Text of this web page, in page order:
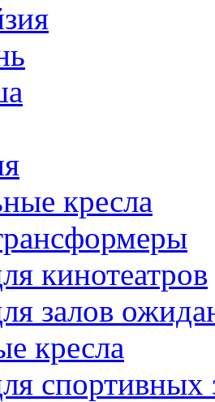
кресла
кинотеатров
залов
кресла
спортивных